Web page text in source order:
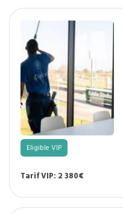
Eligible VIP
Tarif VIP: 2 380€